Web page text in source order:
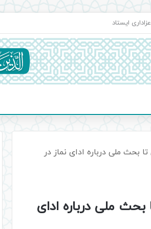
(س)
بحث ملی درباره ادای نماز در
بحث ملی درباره ادای